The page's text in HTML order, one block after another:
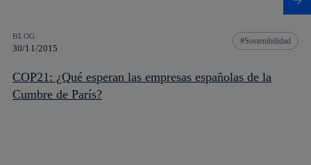
BLOG
30/11/2015
Sostenibilidad
COP21: ¿Qué esperan las empresas españolas de la
Cumbre de París?